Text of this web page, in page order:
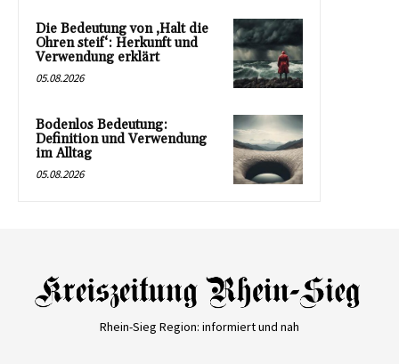
Die Bedeutung von ‚Halt die
Ohren steif‘: Herkunft und
Verwendung erklärt
05.08.2026
Bodenlos Bedeutung:
Definition und Verwendung
im Alltag
05.08.2026
Rhein-Sieg Region: informiert und nah